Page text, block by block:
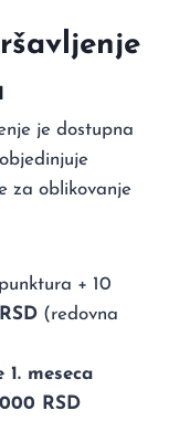
je dostupna
za oblikovanje
+ 10
(redovna
meseca
RSD